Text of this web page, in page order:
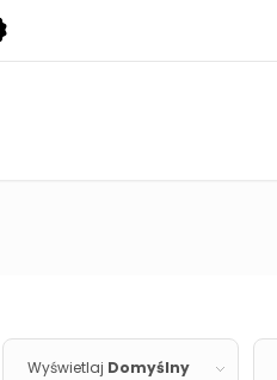
Wyświetlaj Domyślny